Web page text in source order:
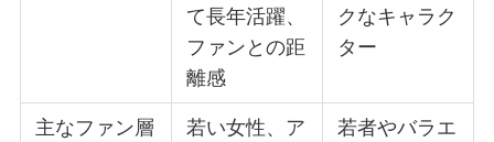
て長年活躍、
ファンとの距
離感
クなキャラク
ター
主なファン層
若い女性、ア
若者やバラエ